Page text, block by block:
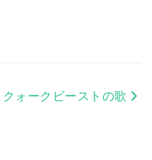
クォークビーストの歌